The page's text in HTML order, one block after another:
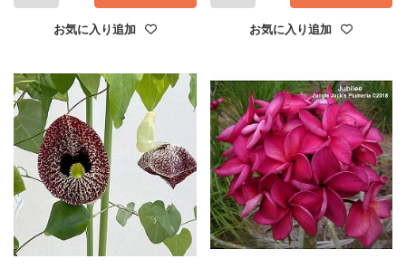
お気に入り追加 お気に入り追加